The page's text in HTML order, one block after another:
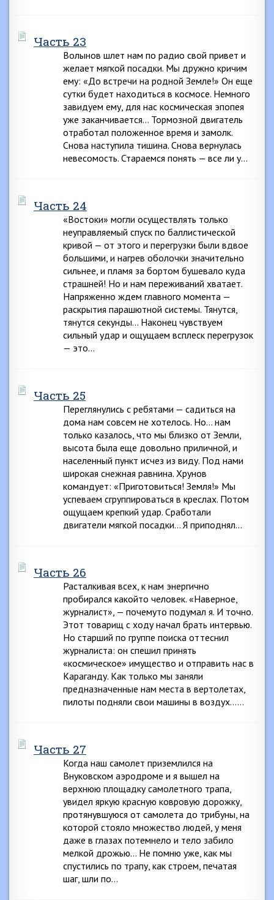
Часть 23
Волынов шлет нам по радио свой привет и
желает мягкой посадки. Мы дружно кричим
ему: «До встречи на родной Земле!» Он еще
сутки будет находиться в космосе. Немного
завидуем ему, для нас космическая эпопея
уже заканчивается… Тормозной двигатель
отработал положенное время и замолк.
Снова наступила тишина. Снова вернулась
невесомость. Стараемся понять — все ли у…
Часть 24
«Востоки» могли осуществлять только
неуправляемый спуск по баллистической
кривой — от этого и перегрузки были вдвое
большими, и нагрев оболочки значительно
сильнее, и пламя за бортом бушевало куда
страшней! Но и нам переживаний хватает.
Напряженно ждем главного момента —
раскрытия парашютной системы. Тянутся,
тянутся секунды… Наконец чувствуем
сильный удар и ощущаем всплеск перегрузок
— это…
Часть 25
Переглянулись с ребятами — садиться на
дома нам совсем не хотелось. Но… нам
только казалось, что мы близко от Земли,
высота была еще довольно приличной, и
населенный пункт исчез из виду. Под нами
широкая снежная равнина. Хрунов
командует: «Приготовиться! Земля!» Мы
успеваем сгруппироваться в креслах. Потом
ощущаем крепкий удар. Сработали
двигатели мягкой посадки… Я приподнял…
Часть 26
Расталкивая всех, к нам энергично
пробирался какойто человек. «Наверное,
журналист», — почемуто подумал я. И точно.
Этот товарищ с ходу начал брать интервью.
Но старший по группе поиска оттеснил
журналиста: он спешил принять
«космическое» имущество и отправить нас в
Караганду. Как только мы заняли
предназначенные нам места в вертолетах,
пилоты подняли свои машины в воздух……
Часть 27
Когда наш самолет приземлился на
Внуковском аэродроме и я вышел на
верхнюю площадку самолетного трапа,
увидел яркую красную ковровую дорожку,
протянувшуюся от самолета до трибуны, на
которой стояло множество людей, у меня
даже в глазах потемнело и тело забило
мелкой дрожью… Не помню уже, как мы
спустились по трапу, как строем, печатая
шаг, шли по…